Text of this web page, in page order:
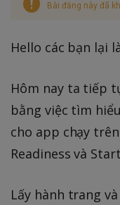
Bài đăng này đã
Hello các bạn lại
Hôm nay ta tiếp
bằng việc tìm
cho app chạy
Readiness và
Lấy hành trang